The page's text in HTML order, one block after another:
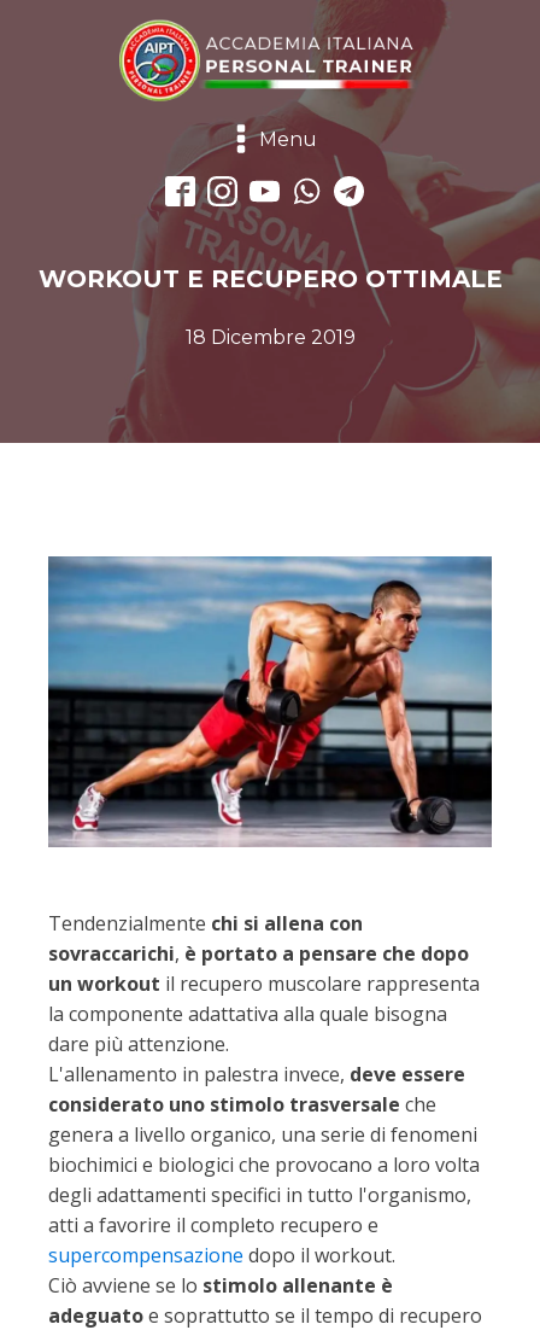
Menu
WORKOUT E RECUPERO OTTIMALE
18 Dicembre 2019
Tendenzialmente chi si allena con
sovraccarichi, è portato a pensare che dopo
un workout il recupero muscolare rappresenta
la componente adattativa alla quale bisogna
dare più attenzione.
L'allenamento in palestra invece, deve essere
considerato uno stimolo trasversale che
genera a livello organico, una serie di fenomeni
biochimici e biologici che provocano a loro volta
degli adattamenti specifici in tutto l'organismo,
atti a favorire il completo recupero e
supercompensazione dopo il workout.
Ciò avviene se lo stimolo allenante è
adeguatoe soprattutto se il tempo di recupero